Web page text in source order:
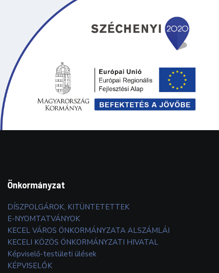
Önkormányzat
DÍSZPOLGÁROK, KITÜNTETETTEK
E-NYOMTATVÁNYOK
KECEL VÁROS ÖNKORMÁNYZATA ALSZÁMLÁI
KECELI KÖZÖS ÖNKORMÁNYZATI HIVATAL
Képviselő-testületi ülések
KÉPVISELŐK